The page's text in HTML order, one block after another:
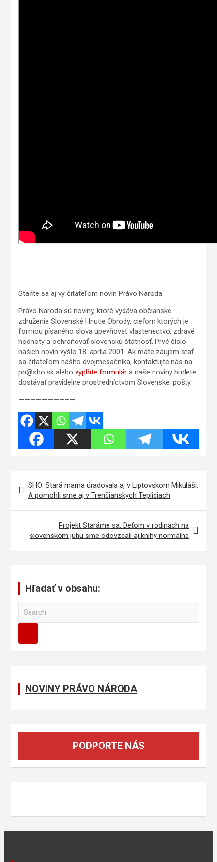
————————–——
Staňte sa aj vy čitateľom novín Právo Národa.
Právo Národa sú noviny, ktoré vydáva občianske
združenie Slovenské Hnutie Obrody, cieľom ktorých je
formou písaného slova upevňovať vlastenectvo, zdravé
hodnoty a ochraňovať slovenskú štátnosť. Prvé číslo
našich novín vyšlo 18. apríla 2001. Ak máte záujem stať
sa čitateľom nášho dvojmesačníka, kontaktujte nás na
pn@sho.sk alebo vyplňte formulár a naše noviny budete
dostávať pravidelne prostredníctvom Slovenskej pošty.
————————–—-
článku
SHO: Stará mama úradovala aj v Liptovskom Mikuláši.
A pomohli sme aj v Trenčianskych Tepliciach
Projekt Staráme sa: Deťom v rodinách na
slovenskom juhu sme odovzdali aj knihy normálne
Hľadať v obsahu:
a
NOVINY PRÁVO NÁRODA
PODPORTE NÁS